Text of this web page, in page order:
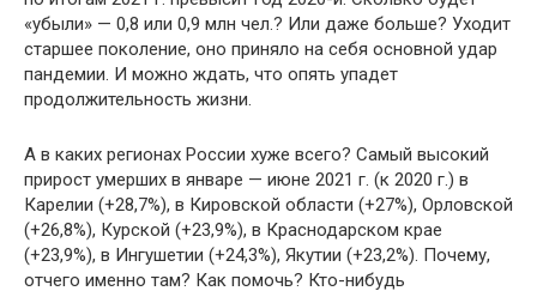
«убыли» — 0,8 или 0,9 млн чел.? Или даже больше? Уходит
старшее поколение, оно приняло на себя основной удар
пандемии. И можно ждать, что опять упадет
продолжительность жизни.
А в каких регионах России хуже всего? Самый высокий
прирост умерших в январе — июне 2021 г. (к 2020 г.) в
Карелии (+28,7%), в Кировской области (+27%), Орловской
(+26,8%), Курской (+23,9%), в Краснодарском крае
(+23,9%), в Ингушетии (+24,3%), Якутии (+23,2%). Почему,
отчего именно там? Как помочь? Кто-нибудь